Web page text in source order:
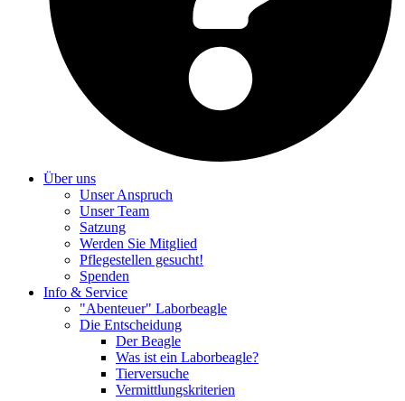
Über uns
Unser Anspruch
Unser Team
Satzung
Werden Sie Mitglied
Pflegestellen gesucht!
Spenden
Info & Service
"Abenteuer" Laborbeagle
Die Entscheidung
Der Beagle
Was ist ein Laborbeagle?
Tierversuche
Vermittlungskriterien